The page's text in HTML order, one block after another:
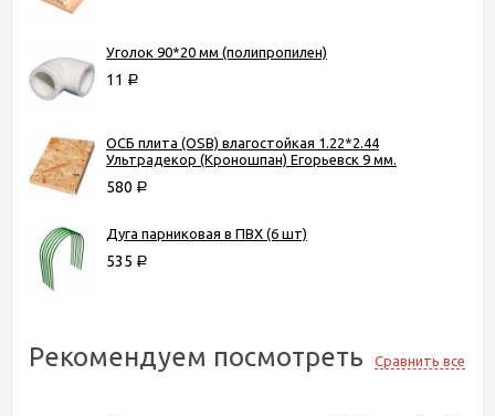
Уголок 90*20 мм (полипропилен)
11 Р
ОСБ плита (OSB) влагостойкая 1.22*2.44
Ультрадекор (Кроношпан) Егорьевск 9 мм.
580 Р
Дуга парниковая в ПВХ (6 шт)
535 Р
Рекомендуем посмотреть Сравнить все